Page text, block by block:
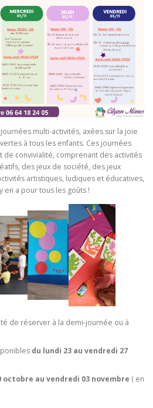
multi-activités, axées sur la joie
à tous les enfants. Ces journées
de convivialité, comprenant des activités
des jeux de société, des jeux
artistiques, ludiques et éducatives,
en a pour tous les goûts !
de réserver à la demi-journée ou à
du lundi 23 au vendredi 27
octobre au vendredi 03 novembre ( en